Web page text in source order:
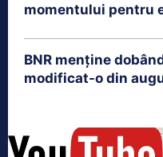
momentului pentru
BNR menține
modificat-o din